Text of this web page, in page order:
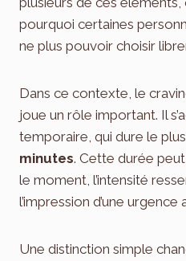
pourquoi certaines
ne plus pouvoir choisir
Dans ce contexte, le
joue un rôle important. Il
temporaire, qui dure le
minutes. Cette durée
le moment, l’intensité
l’impression d’une urgence
Une distinction simple